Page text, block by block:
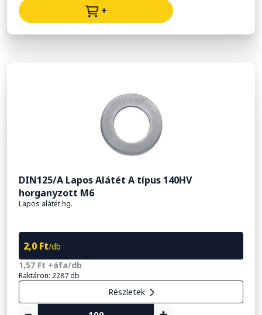
+
DIN125/A Lapos Alátét A típus 140HV
horganyzott M6
Lapos alátét hg.
2,0 Ft/db
1,57 Ft +áfa/db
Raktáron: 2287 db
Részletek